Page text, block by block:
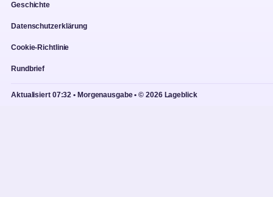
Geschichte
Datenschutzerklärung
Cookie-Richtlinie
Rundbrief
Aktualisiert 07:32 • Morgenausgabe • © 2026 Lageblick